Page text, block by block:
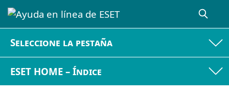
Seleccione la pestaña
ESET HOME – Índice